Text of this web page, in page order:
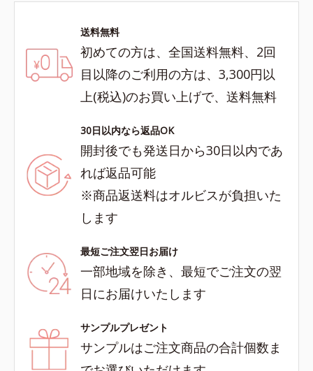
送料無料
初めての方は、全国送料無料、2回
目以降のご利用の方は、3,300円以
上(税込)のお買い上げで、送料無料
30日以内なら返品OK
開封後でも発送日から30日以内であ
れば返品可能
※商品返送料はオルビスが負担いた
します
最短ご注文翌日お届け
一部地域を除き、最短でご注文の翌
日にお届けいたします
サンプルプレゼント
サンプルはご注文商品の合計個数ま